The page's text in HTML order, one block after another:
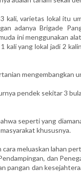
varietas lokal itu
adanya Brigade
ini menggunakan
yang lokal jadi 2
mengembangkan
pendek sekitar 3
seperti yang
khususnya.
meluaskan lahan
dan
pangan dan